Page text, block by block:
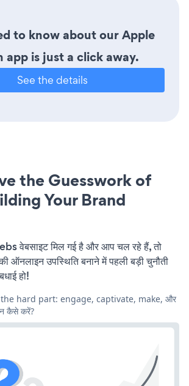
to know about our Apple
app is just a click away.
See the details
the Guesswork of
Your Brand
वेबसाइट मिल गई है और आप चल रहे हैं, तो
ऑनलाइन उपस्थिति बनाने में पहली बड़ी चुनौती
हो!
the hard part: engage, captivate, make, और
कैसे करें?